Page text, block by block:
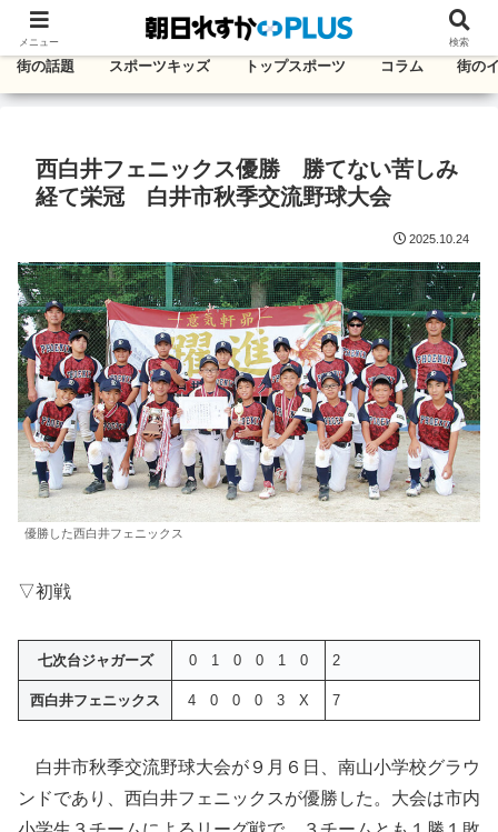
千葉・東葛エリアのタウン情報紙
街の話題 スポーツキッズ トップスポーツ コラム 街の
西白井フェニックス優勝 勝てない苦しみ
経て栄冠 白井市秋季交流野球大会
2025.10.24
優勝した西白井フェニックス
▽初戦
七次台ジャガーズ 0 1 0 0 1 0 2
西白井フェニックス 4 0 0 0 3 X 7
白井市秋季交流野球大会が９月６日、南山小学校グラウ
ンドであり、西白井フェニックスが優勝した。大会は市内
メニュー 検索